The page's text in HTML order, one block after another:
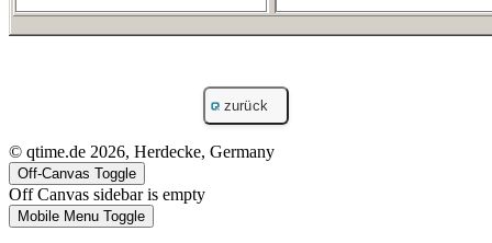
© qtime.de 2026, Herdecke, Germany
Off-Canvas Toggle
Off Canvas sidebar is empty
Mobile Menu Toggle